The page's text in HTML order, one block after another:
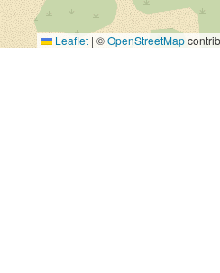
Leaflet | ©OpenStreetMap